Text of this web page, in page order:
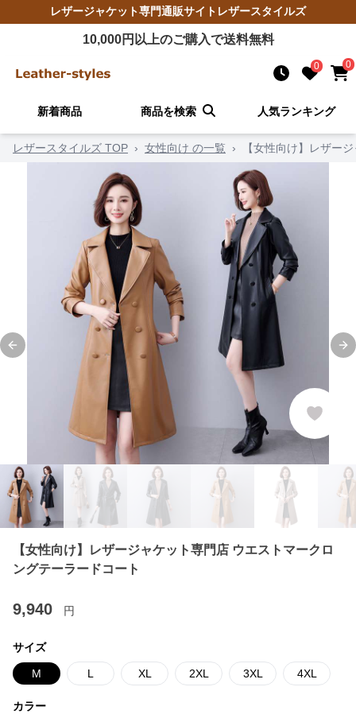
レザージャケット専門通販サイト レザースタイルズ
10,000円以上のご購入で送料無料
0 0
新着商品 商品を検索 人気ランキング
レザースタイルズ TOP › 女性向け の一覧 › 【女性向け】レザー
Previous slide
【女性向け】レザージャケット専門店 ウエストマークロ
ングテーラードコート
9,940 円
サイズ
M L XL 2XL 3XL 4XL
カラー